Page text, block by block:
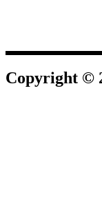
Copyright ©